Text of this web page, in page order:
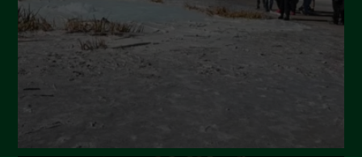
Aprile 2024
Marzo 2024
Febbraio 2024